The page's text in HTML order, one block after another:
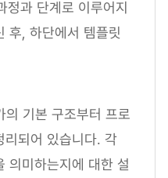
정과 단계로 이루어지
후, 하단에서 템플릿
기본 구조부터 프로
리되어 있습니다. 각
의미하는지에 대한 설